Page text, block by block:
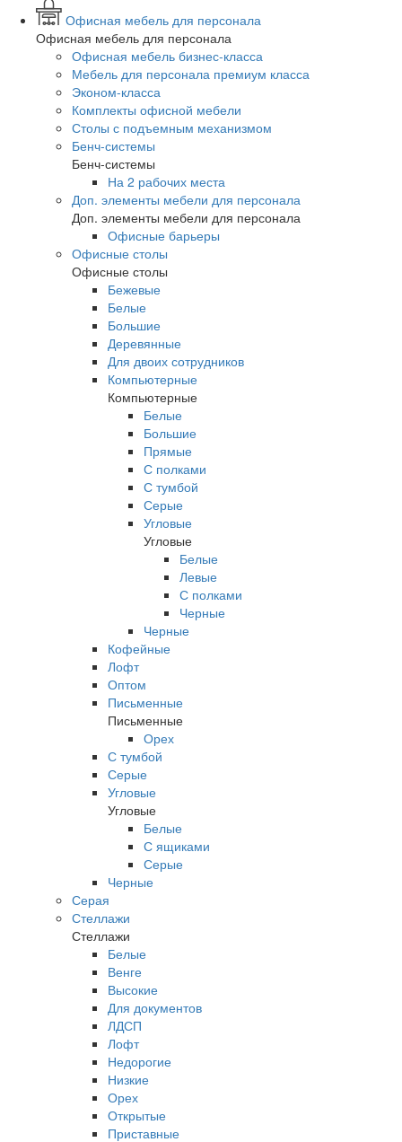
Офисная мебель для персонала
Офисная мебель для персонала
Офисная мебель бизнес-класса
Мебель для персонала премиум класса
Эконом-класса
Комплекты офисной мебели
Столы с подъемным механизмом
Бенч-системы
Бенч-системы
На 2 рабочих места
Доп. элементы мебели для персонала
Доп. элементы мебели для персонала
Офисные барьеры
Офисные столы
Офисные столы
Бежевые
Белые
Большие
Деревянные
Для двоих сотрудников
Компьютерные
Компьютерные
Белые
Большие
Прямые
С полками
С тумбой
Серые
Угловые
Угловые
Белые
Левые
С полками
Черные
Черные
Кофейные
Лофт
Оптом
Письменные
Письменные
Орех
С тумбой
Серые
Угловые
Угловые
Белые
С ящиками
Серые
Черные
Серая
Стеллажи
Стеллажи
Белые
Венге
Высокие
Для документов
ЛДСП
Лофт
Недорогие
Низкие
Орех
Открытые
Приставные